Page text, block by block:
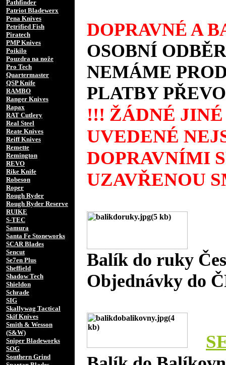
Pathfinder
Patriot Bladewerx
Pena Knives
Petrified Fish
Piratech
PMP Knives
Poikilo
Pouzdra na nože
Pro Tech
Quartermaster
QSP Knife
RAMBO
Ranger Knives
Rapax
RAT Cutlery
Real Steel
Reate Knives
Reiff Knives
Remette
Remington
REVO
Rike Knife
Robeson
Roper
Rough Ryder
Rough Ryder Reserve
RUIKE
S-TEC
Samura
Santa Fe Stoneworks
SCAR Blades
Sencut
Se7en Plus
Sheffield
Shadow Tech
Shieldon
Schrade
SIG
Skallywag Tactical
Skif Knives
Smith & Wesson
(S&W)
Sniper Bladeworks
SOG
Southern Grind
DOPRAVNÉ A
OSOBNÍ
NEMÁME
PLATBY
!!! ŽÁDNÉ JINÉ
UVEDENÉ
DOPRAVNÍMI
UZAVŘENOU
Balík do ruky
Objednávky do